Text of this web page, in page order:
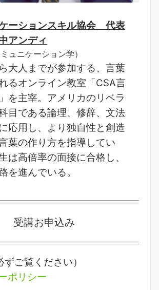
ーションスキル協会 代表
アンディ
ュニケーション学）
大人までが参加する、言葉
るオンライン教室「CSA言
を主宰。アメリカのリベラ
目である論理、修辞、文法
応用し、より独自性と創造
葉の作り方を指導してい
は高倍率の面接に合格し、
を進んでいる。
受講お申込み
ずご覧ください）
ポリシー